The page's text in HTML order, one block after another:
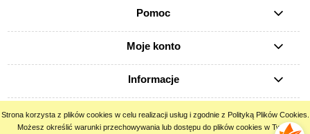
Strona korzysta z plików cookies w celu realizacji usług i zgodnie z Polityką Plików Cookies.
Możesz określić warunki przechowywania lub dostępu do plików cookies w Twojej
Pomoc
Moje konto
Informacje
pokaż pełną wersję strony